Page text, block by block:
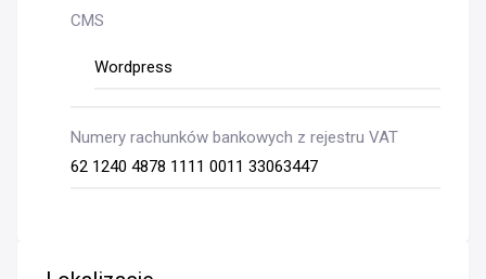
CMS
Wordpress
Numery rachunków bankowych z rejestru VAT
62 1240 4878 1111 0011 33063447